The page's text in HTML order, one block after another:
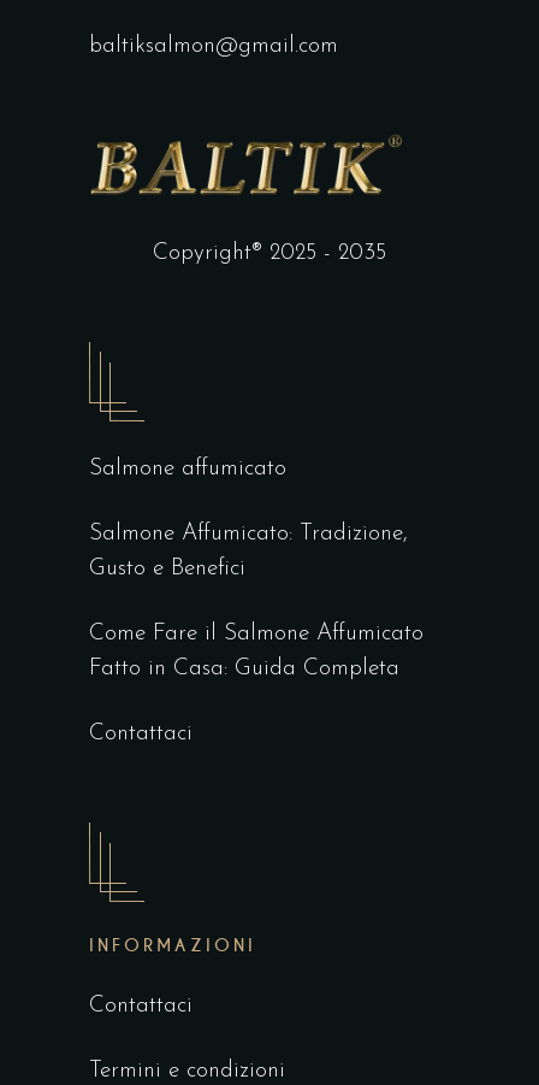
baltiksalmon@gmail.com
Copyright® 2025 - 2035
Salmone affumicato
Salmone Affumicato: Tradizione,
Gusto e Benefici
Come Fare il Salmone Affumicato
Fatto in Casa: Guida Completa
Contattaci
INFORMAZIONI
Contattaci
Termini e condizioni